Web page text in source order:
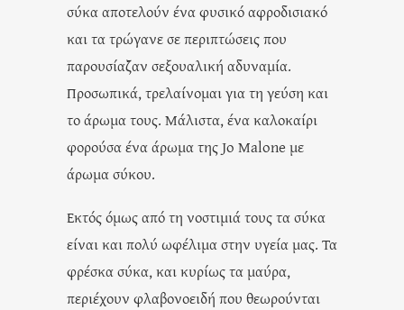
σύκα αποτελούν ένα φυσικό αφροδισιακό
και τα τρώγανε σε περιπτώσεις που
παρουσίαζαν σεξουαλική αδυναμία.
Προσωπικά, τρελαίνομαι για τη γεύση και
το άρωμα τους. Μάλιστα, ένα καλοκαίρι
φορούσα ένα άρωμα της Jo Malone με
άρωμα σύκου.
Εκτός όμως από τη νοστιμιά τους τα σύκα
είναι και πολύ ωφέλιμα στην υγεία μας. Τα
φρέσκα σύκα, και κυρίως τα μαύρα,
περιέχουν φλαβονοειδή που θεωρούνται